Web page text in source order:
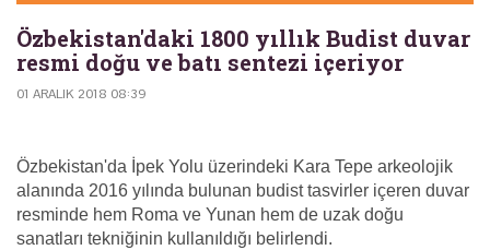
Özbekistan'daki 1800 yıllık Budist duvar
resmi doğu ve batı sentezi içeriyor
01 ARALIK 2018 08:39
Özbekistan'da İpek Yolu üzerindeki Kara Tepe arkeolojik
alanında 2016 yılında bulunan budist tasvirler içeren duvar
resminde hem Roma ve Yunan hem de uzak doğu
sanatları tekniğinin kullanıldığı belirlendi.